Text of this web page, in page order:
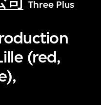
Three Plus
(red,